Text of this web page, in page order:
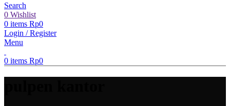
Search
0 Wishlist
0 items Rp0
Login / Register
Menu
0 items Rp0